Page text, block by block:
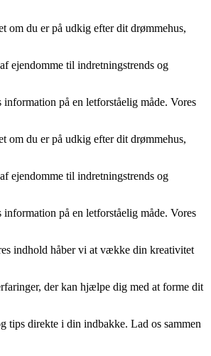
om du er på udkig efter dit drømmehus,
ejendomme til indretningstrends og
på en letforståelig måde. Vores
om du er på udkig efter dit drømmehus,
ejendomme til indretningstrends og
på en letforståelig måde. Vores
indhold håber vi at vække din kreativitet
der kan hjælpe dig med at forme dit
tips direkte i din indbakke. Lad os sammen